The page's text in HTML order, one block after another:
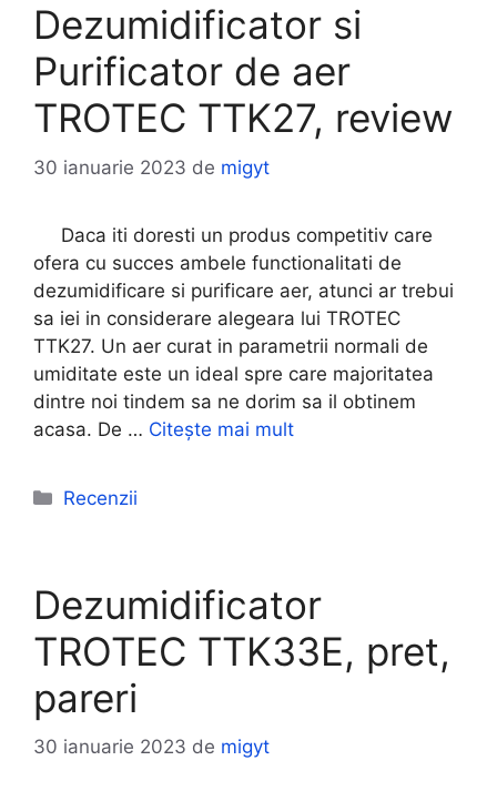
Dezumidificator si
Purificator de aer
TROTEC TTK27, review
30 ianuarie 2023 de migyt
Daca iti doresti un produs competitiv care
ofera cu succes ambele functionalitati de
dezumidificare si purificare aer, atunci ar trebui
sa iei in considerare alegeara lui TROTEC
TTK27. Un aer curat in parametrii normali de
umiditate este un ideal spre care majoritatea
dintre noi tindem sa ne dorim sa il obtinem
acasa. De … Citește mai mult
Categorii
Recenzii
Dezumidificator
TROTEC TTK33E, pret,
pareri
30 ianuarie 2023 de migyt